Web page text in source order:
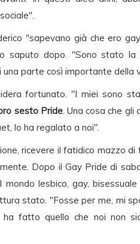
"sapevano già che ero
saputo dopo. "Sono stato
una parte così importante della
fortunato. "I miei sono
sesto Pride. Una cosa che gli
lo ha regalato a noi".
ricevere il fatidico mazzo di
Dopo il Gay Pride di
mondo lesbico, gay,
stato. "Fosse per me, mi
fatto quello che noi non